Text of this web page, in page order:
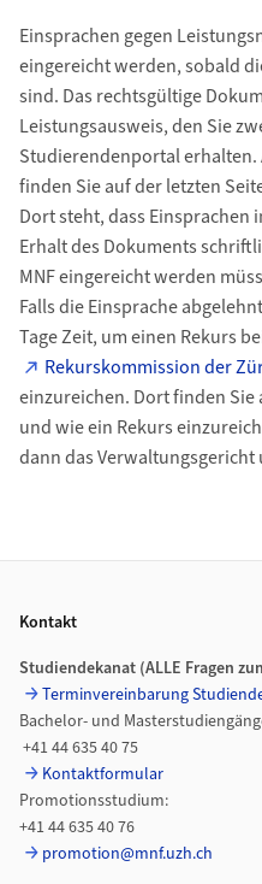
Einsprachen gegen
eingereicht werden, sobald
sind. Das rechtsgültige
Leistungsausweis, den Sie
Studierendenportal erhalten.
finden Sie auf der letzten
Dort steht, dass Einsprachen
Erhalt des Dokuments
MNF eingereicht werden
Falls die Einsprache
Tage Zeit, um einen Rekurs
Rekurskommission der
einzureichen. Dort finden
und wie ein Rekurs
dann das Verwaltungsgericht
Kontakt
Studiendekanat (ALLE Fragen
Terminvereinbarung
Bachelor- und
+41 44 635 40 75
Kontaktformular
Promotionsstudium:
+41 44 635 40 76
promotion@mnf.uzh.ch